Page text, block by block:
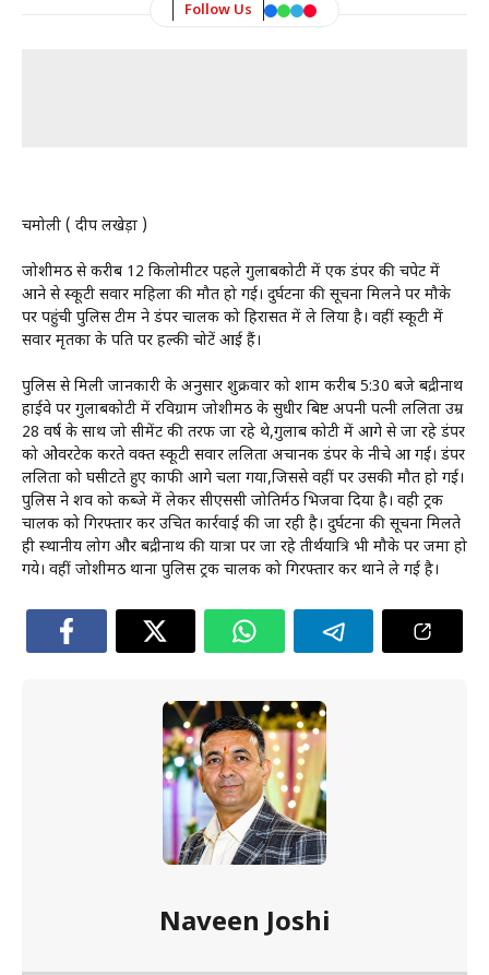
Follow Us
चमोली ( प्रदीप लखेड़ा )
जोशीमठ से करीब 12 किलोमीटर पहले गुलाबकोटी में एक डंपर की चपेट में
आने से स्कूटी सवार महिला की मौत हो गई। दुर्घटना की सूचना मिलने पर मौके
पर पहुंची पुलिस टीम ने डंपर चालक को हिरासत में ले लिया है। वहीं स्कूटी में
सवार मृतका के पति पर हल्की चोटें आई हैं।
पुलिस से मिली जानकारी के अनुसार शुक्रवार को शाम करीब 5:30 बजे बद्रीनाथ
हाईवे पर गुलाबकोटी में रविग्राम जोशीमठ के सुधीर बिष्ट अपनी पत्नी ललिता उम्र
28 वर्ष के साथ जो सीमेंट की तरफ जा रहे थे,गुलाब कोटी में आगे से जा रहे डंपर
को ओवरटेक करते वक्त स्कूटी सवार ललिता अचानक डंपर के नीचे आ गई। डंपर
ललिता को घसीटते हुए काफी आगे चला गया,जिससे वहीं पर उसकी मौत हो गई।
पुलिस ने शव को कब्जे में लेकर सीएससी जोतिर्मठ भिजवा दिया है। वही ट्रक
चालक को गिरफ्तार कर उचित कार्रवाई की जा रही है। दुर्घटना की सूचना मिलते
ही स्थानीय लोग और बद्रीनाथ की यात्रा पर जा रहे तीर्थयात्रि भी मौके पर जमा हो
गये। वहीं जोशीमठ थाना पुलिस ट्रक चालक को गिरफ्तार कर थाने ले गई है।
Naveen Joshi